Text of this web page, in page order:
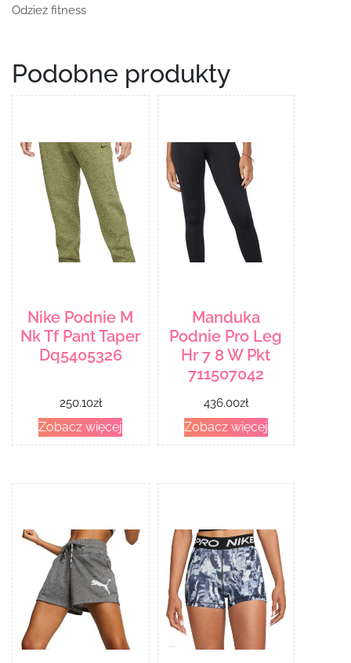
Odzież fitness
Podobne produkty
Nike Podnie M
Nk Tf Pant Taper
Dq5405326
250.10zł
Zobacz więcej
Manduka
Podnie Pro Leg
Hr 7 8 W Pkt
711507042
436.00zł
Zobacz więcej